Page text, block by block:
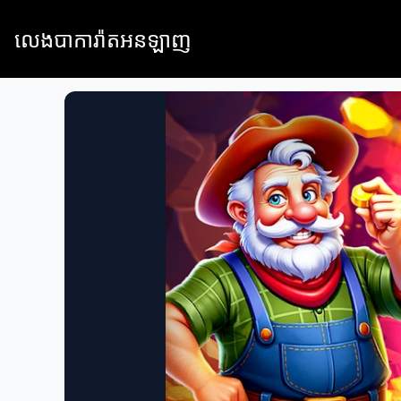
លេងបាការ៉ាតអនឡាញ